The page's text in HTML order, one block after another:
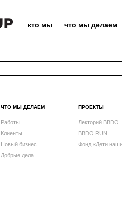
кто мы что мы делаем
ЧТО МЫ ДЕЛАЕМ
Работы
Клиенты
Новый бизнес
Добрые дела
ПРОЕКТЫ
Лекторий BBDO
BBDO RUN
Фонд «Дети